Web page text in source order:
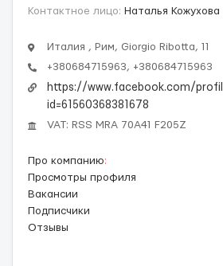
Контактное лицо: Наталья Кожухова
Италия , Рим, Giorgio Ribotta, 11
+380684715963, +380684715963
https://www.facebook.com/
id=61560368381678
VAT: RSS MRA 70A41 F205Z
Про компанию:
Просмотры профиля
Вакансии
Подписчики
Отзывы